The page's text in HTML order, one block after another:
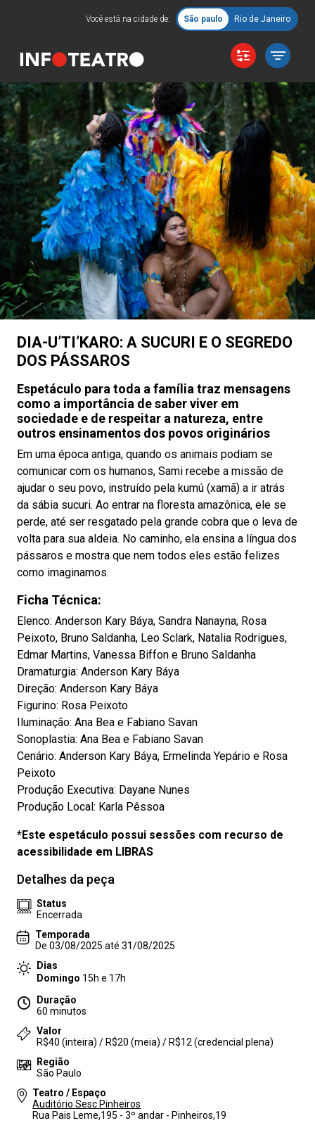
Você está na cidade de: São paulo Rio de Janeiro
DIA-U’TI’KARO: A SUCURI E O SEGREDO
DOS PÁSSAROS
Espetáculo para toda a família traz mensagens
como a importância de saber viver em
sociedade e de respeitar a natureza, entre
outros ensinamentos dos povos originários
Em uma época antiga, quando os animais podiam se
comunicar com os humanos, Sami recebe a missão de
ajudar o seu povo, instruído pela kumú (xamã) a ir atrás
da sábia sucuri. Ao entrar na floresta amazônica, ele se
perde, até ser resgatado pela grande cobra que o leva de
volta para sua aldeia. No caminho, ela ensina a língua dos
pássaros e mostra que nem todos eles estão felizes
como imaginamos.
Ficha Técnica:
Elenco: Anderson Kary Báya, Sandra Nanayna, Rosa
Peixoto, Bruno Saldanha, Leo Sclark, Natalia Rodrigues,
Edmar Martins, Vanessa Biffon e Bruno Saldanha
Dramaturgia: Anderson Kary Báya
Direção: Anderson Kary Báya
Figurino: Rosa Peixoto
Iluminação: Ana Bea e Fabiano Savan
Sonoplastia: Ana Bea e Fabiano Savan
Cenário: Anderson Kary Báya, Ermelinda Yepário e Rosa
Peixoto
Produção Executiva: Dayane Nunes
Produção Local: Karla Pêssoa
*Este espetáculo possui sessões com recurso de
acessibilidade em LIBRAS
Detalhes da peça
Status
Encerrada
Temporada
De 03/08/2025 até 31/08/2025
Dias
Domingo 15h e 17h
Duração
60 minutos
Valor
R$40 (inteira) / R$20 (meia) / R$12 (credencial plena)
Região
São Paulo
Teatro / Espaço
Auditório Sesc Pinheiros
Rua Pais Leme,195 - 3º andar - Pinheiros,19